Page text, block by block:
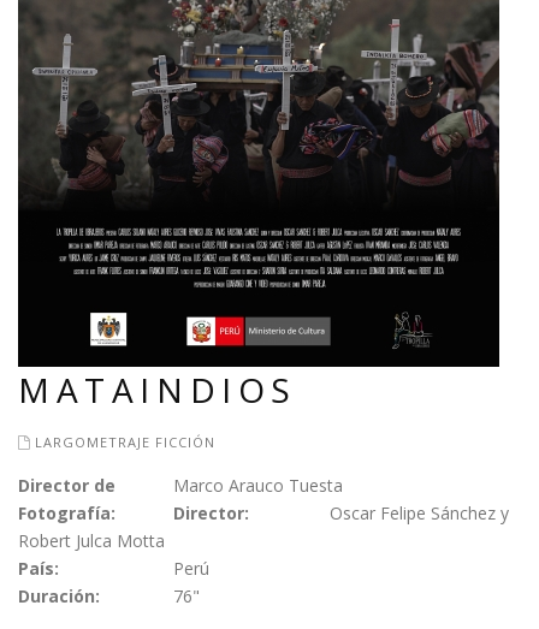
MATAINDIOS
LARGOMETRAJE FICCIÓN
Director de
Fotografía:
Marco Arauco Tuesta
Director:
Oscar Felipe Sánchez y
Robert Julca Motta
País:
Perú
Duración:
76"